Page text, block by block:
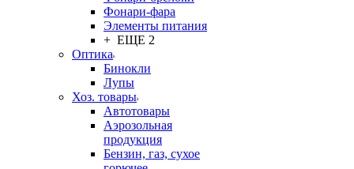
Фонари-фара
Элементы питания
+ ЕЩЕ 2
Оптика
Бинокли
Лупы
Хоз. товары
Автотовары
Аэрозольная
продукция
Бензин, газ, сухое